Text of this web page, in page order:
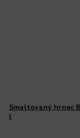
Smaltovaný hrnec
l